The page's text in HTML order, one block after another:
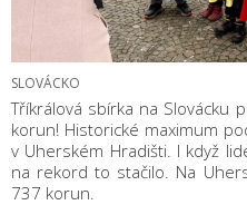
SLOVÁCKO
Tříkrálová sbírka na Slovácku
korun! Historické maximum
v Uherském Hradišti. I když
na rekord to stačilo. Na
737 korun.